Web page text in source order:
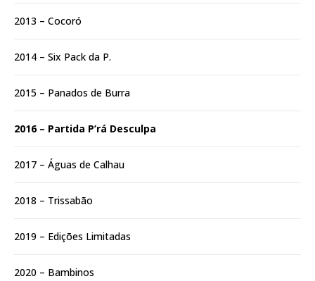
2013 – Cocoró
2014 – Six Pack da P.
2015 – Panados de Burra
2016 – Partida P’rá Desculpa
2017 – Águas de Calhau
2018 – Trissabão
2019 – Edições Limitadas
2020 – Bambinos